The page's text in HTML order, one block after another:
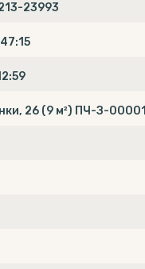
23993
26 (9 м²) ПЧ-З-00001